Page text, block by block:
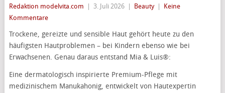
Redaktion modelvita.com 3. Juli 2026 Beauty
Keine
Kommentare
Trockene, gereizte und sensible Haut gehört heute zu den
häufigsten Hautproblemen – bei Kindern ebenso wie bei
Erwachsenen. Genau daraus entstand Mia & Luis®:
Eine dermatologisch inspirierte Premium-Pflege mit
medizinischem Manukahonig, entwickelt von Hautexpertin